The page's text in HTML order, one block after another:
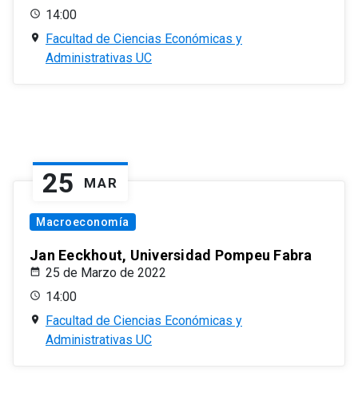
14:00
Facultad de Ciencias Económicas y
Administrativas UC
25 MAR
Macroeconomía
Jan Eeckhout, Universidad Pompeu Fabra
25 de Marzo de 2022
14:00
Facultad de Ciencias Económicas y
Administrativas UC